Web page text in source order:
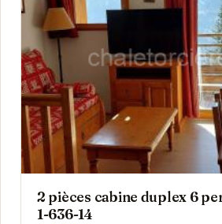
2 pièces cabine duplex 6
1-636-14